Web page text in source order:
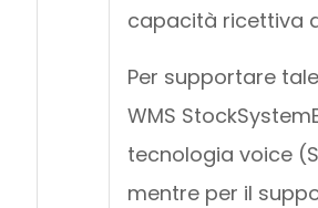
capacità ricettiva
Per supportare
WMS
tecnologia voice
mentre per il